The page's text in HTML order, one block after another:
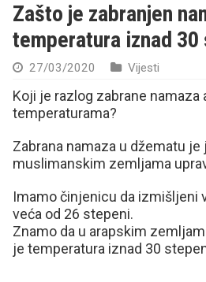
Zašto je zabranjen
temperatura iznad 30
27/03/2020 Vijesti
Koji je razlog zabrane
temperaturama?
Zabrana namaza u džematu
muslimanskim zemljama
Imamo činjenicu da izmišljeni
veća od 26 stepeni.
Znamo da u arapskim
je temperatura iznad 30